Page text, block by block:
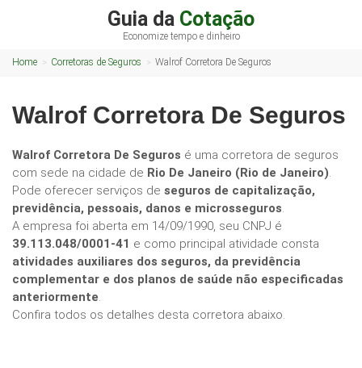
Guia da Cotação
Economize tempo e dinheiro
Home Corretoras de Seguros Walrof Corretora De Seguros
Walrof Corretora De Seguros
Walrof Corretora De Seguros é uma corretora de seguros
com sede na cidade de Rio De Janeiro (Rio de Janeiro).
Pode oferecer serviços de seguros de capitalização,
previdência, pessoais, danos e microsseguros.
A empresa foi aberta em 14/09/1990, seu CNPJ é
39.113.048/0001-41 e como principal atividade consta
atividades auxiliares dos seguros, da previdência
complementar e dos planos de saúde não especificadas
anteriormente.
Confira todos os detalhes desta corretora abaixo.